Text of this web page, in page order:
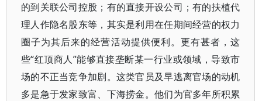
的到关联公司控股；有的直接开设公司；有的扶植代
理人作隐名股东等，其实是利用在任期间经营的权力
圈子为其后来的经营活动提供便利。更有甚者，这
些“红顶商人”能够直接垄断某一行业或领域，导致市
场的不正当竞争加剧。这类官员及早逃离官场的动机
多是急于发家致富、下海捞金。他们为官多年所积累